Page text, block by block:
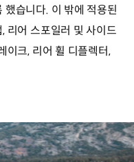
습니다. 이 밖에 적용된
리어 스포일러 및 사이드
이크, 리어 휠 디플렉터,